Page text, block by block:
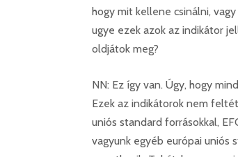
hogy mit kellene csinálni,
ugye ezek azok az indikátor
oldjátok meg?
NN: Ez így van. Úgy, hogy
Ezek az indikátorok nem
uniós standard forrásokkal,
vagyunk egyéb európai uniós